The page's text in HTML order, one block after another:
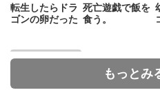
転生したらドラ
ゴンの卵だった
死亡遊戯で飯を
食う。
もっとみ